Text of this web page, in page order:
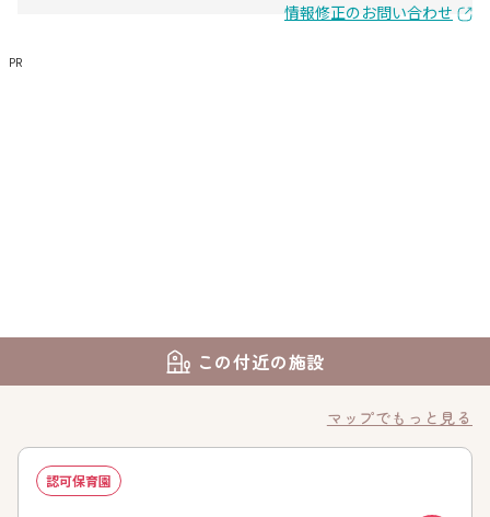
情報修正のお問い合わせ
PR
この付近の施設
マップでもっと見る
認可保育園